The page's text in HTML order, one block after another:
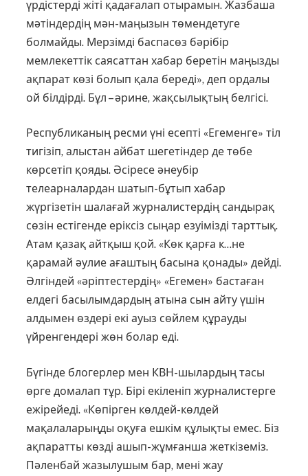
үрдістерді жіті қадағалап отырамын. Жазбаша
мәтіндердің мән-маңызын төмендетуге
болмайды. Мерзімді баспасөз бәрібір
мемлекеттік саясаттан хабар беретін маңызды
ақпарат көзі болып қала береді», деп ордалы
ой білдірді. Бұл – әрине, жақсылықтың белгісі.
Республиканың ресми үні есепті «Егеменге» тіл
тигізіп, алыстан айбат шегетіндер де төбе
көрсетіп қояды. Әсіресе әнеубір
телеарналардан шатып-бұтып хабар
жүргізетін шалағай журналистердің сандырақ
сөзін естігенде еріксіз сыңар езуімізді тарттық.
Атам қазақ айтқыш қой. «Көк қарға к…не
қарамай әулие ағаштың басына қонады» дейді.
Әлгіндей «әріптестердің» «Егемен» бастаған
елдегі басылымдардың атына сын айту үшін
алдымен өздері екі ауыз сөйлем құрауды
үйренгендері жөн болар еді.
Бүгінде блогерлер мен КВН-шылардың тасы
өрге домалап тұр. Бірі екіленіп журналистерге
ежірейеді. «Көпірген көлдей-көлдей
мақалаларыңды оқуға ешкім құлықты емес. Біз
ақпаратты көзді ашып-жұмғанша жеткіземіз.
Пәленбай жазылушым бар, мені жау